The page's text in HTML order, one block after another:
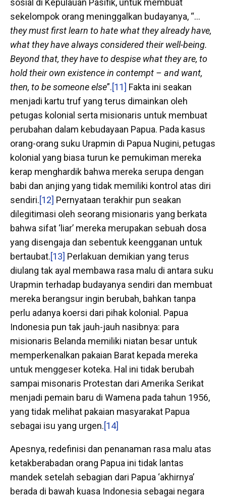
sosial di Kepulauan Pasifik, untuk membuat
sekelompok orang meninggalkan budayanya, “…
they must first learn to hate what they already have,
what they have always considered their well-being.
Beyond that, they have to despise what they are, to
hold their own existence in contempt – and want,
then, to be someone else”.[11] Fakta ini seakan
menjadi kartu truf yang terus dimainkan oleh
petugas kolonial serta misionaris untuk membuat
perubahan dalam kebudayaan Papua. Pada kasus
orang-orang suku Urapmin di Papua Nugini, petugas
kolonial yang biasa turun ke pemukiman mereka
kerap menghardik bahwa mereka serupa dengan
babi dan anjing yang tidak memiliki kontrol atas diri
sendiri.[12] Pernyataan terakhir pun seakan
dilegitimasi oleh seorang misionaris yang berkata
bahwa sifat ‘liar’ mereka merupakan sebuah dosa
yang disengaja dan sebentuk keengganan untuk
bertaubat.[13] Perlakuan demikian yang terus
diulang tak ayal membawa rasa malu di antara suku
Urapmin terhadap budayanya sendiri dan membuat
mereka berangsur ingin berubah, bahkan tanpa
perlu adanya koersi dari pihak kolonial. Papua
Indonesia pun tak jauh-jauh nasibnya: para
misionaris Belanda memiliki niatan besar untuk
memperkenalkan pakaian Barat kepada mereka
untuk menggeser koteka. Hal ini tidak berubah
sampai misonaris Protestan dari Amerika Serikat
menjadi pemain baru di Wamena pada tahun 1956,
yang tidak melihat pakaian masyarakat Papua
sebagai isu yang urgen.[14]
Apesnya, redefinisi dan penanaman rasa malu atas
ketakberabadan orang Papua ini tidak lantas
mandek setelah sebagian dari Papua ‘akhirnya’
berada di bawah kuasa Indonesia sebagai negara